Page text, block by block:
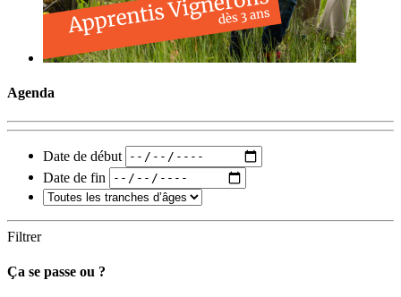
Agenda
Date de début
Date de fin
Filtrer
Ça se passe ou ?